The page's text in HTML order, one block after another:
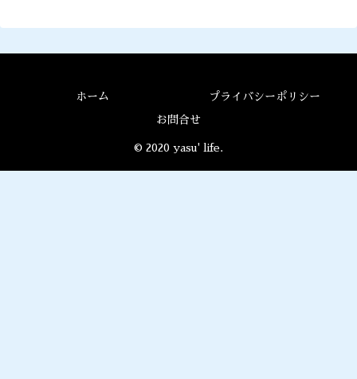
ホーム プライバシーポリシー
お問合せ
© 2020 yasu' life.